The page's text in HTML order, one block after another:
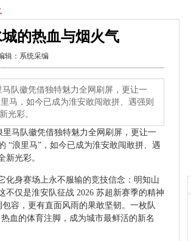
的热血与烟火气
辑：系统采编
队徽凭借独特魅力全网刷屏，更让一
马，如今已成为淮安敢闯敢拼、遇强则
光彩。
马队徽凭借独特魅力全网刷屏，更让一
浪里马”，如今已成为淮安敢闯敢拼、遇
新光彩。
化身赛场上永不服输的竞技信念：明知山
仅是淮安队征战 2026 苏超新赛季的精神
容，更有直面风雨的果敢坚韧。一枚队
血的体育注脚，成为城市最鲜活的新名